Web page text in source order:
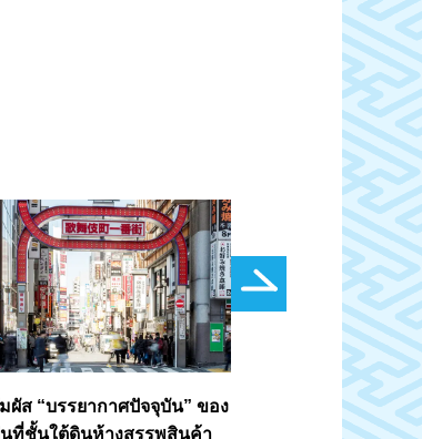
ผัส “บรรยากาศปัจจุบัน” ของ
ที่ชั้นใต้ดินห้างสรรพสินค้า
3 ไปอาซากุสะกัน